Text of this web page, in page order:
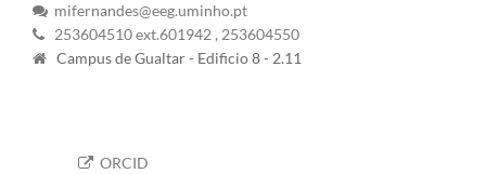
mifernandes@eeg.uminho.pt
253604510 ext.601942 , 253604550
Campus de Gualtar - Edificio 8 - 2.11
ORCID